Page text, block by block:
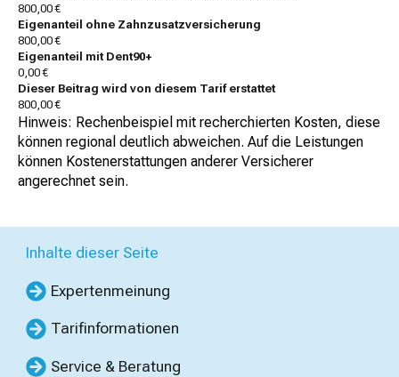
800,00 €
Eigenanteil ohne Zahnzusatzversicherung
800,00 €
Eigenanteil mit Dent90+
0,00 €
Dieser Beitrag wird von diesem Tarif erstattet
800,00 €
Hinweis: Rechenbeispiel mit recherchierten Kosten, diese
können regional deutlich abweichen. Auf die Leistungen
können Kostenerstattungen anderer Versicherer
angerechnet sein.
Inhalte dieser Seite
Expertenmeinung
Tarifinformationen
Service & Beratung